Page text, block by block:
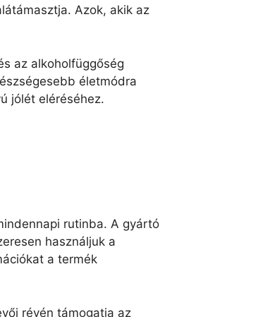
Azok, akik az
az alkoholfüggőség
életmódra
jólét eléréséhez.
rutinba. A gyártó
használjuk a
a termék
révén támogatja az